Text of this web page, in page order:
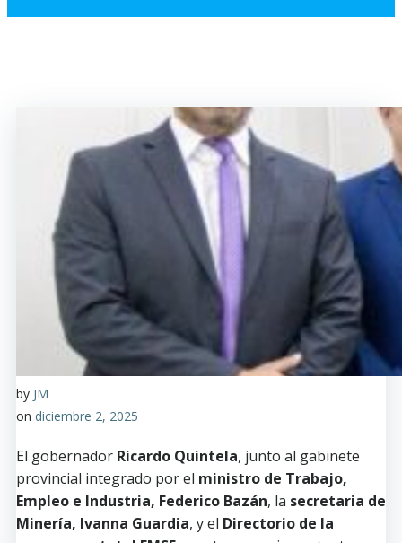
by JM
on diciembre 2, 2025
El gobernador Ricardo Quintela, junto al gabinete
provincial integrado por el ministro de Trabajo,
Empleo e Industria, Federico Bazán, la secretaria de
Minería, Ivanna Guardia, y el Directorio de la